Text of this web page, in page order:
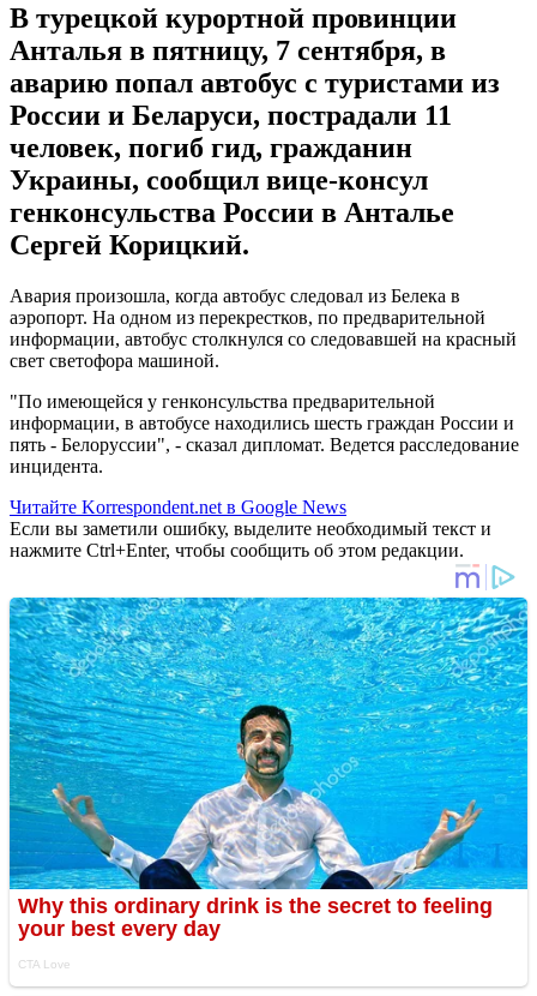
В турецкой курортной провинции
Анталья в пятницу, 7 сентября, в
аварию попал автобус с туристами из
России и Беларуси, пострадали 11
человек, погиб гид, гражданин
Украины, сообщил вице-консул
генконсульства России в Анталье
Сергей Корицкий.
Авария произошла, когда автобус следовал из Белека в
аэропорт. На одном из перекрестков, по предварительной
информации, автобус столкнулся со следовавшей на красный
свет светофора машиной.
"По имеющейся у генконсульства предварительной
информации, в автобусе находились шесть граждан России и
пять - Белоруссии", - сказал дипломат. Ведется расследование
инцидента.
Читайте Korrespondent.net в Google News
Если вы заметили ошибку, выделите необходимый текст и
нажмите Ctrl+Enter, чтобы сообщить об этом редакции.